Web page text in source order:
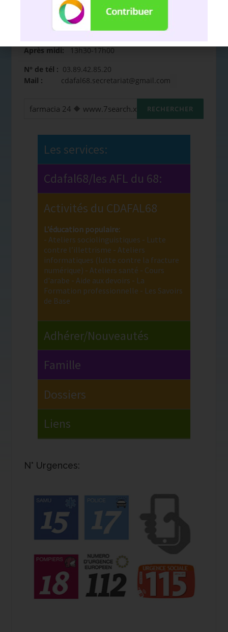
Retrouvez-nous
3 Rue Georges Risler, 68100 Mulhouse
Du lundi au vendredi
08h30-12h00
Après midi: 13h30-17h00
N° de tél : 03.89.42.85.20
Mail : cdafal68.secretariat@gmail.com
N° Urgences: